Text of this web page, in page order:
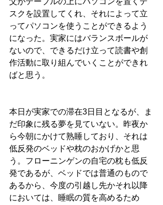
スクを設置してくれ、それによって立
ってパソコンを使うことができるよう
になった。実家にはバランスボールが
ないので、できるだけ立って読書や創
作活動に取り組んでいくことができれ
ばと思う。
本日が実家での滞在3日目となるが、ま
だ印象に残る夢を見ていない。昨夜か
ら今朝にかけて熟睡しており、それは
低反発のベッドや枕のおかげかと思
う。フローニンゲンの自宅の枕も低反
発であるが、ベッドでは普通のもので
あるから、今度の引越し先かそれ以降
においては、睡眠の質を高めるため